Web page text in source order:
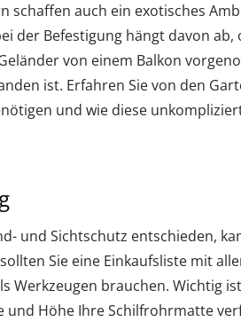
schaffen auch ein exotisches
der Befestigung hängt davon
von einem Balkon
ist. Erfahren Sie von den
und wie diese
und Sichtschutz entschieden,
Sie eine Einkaufsliste mit
Werkzeugen brauchen. Wichtig
und Höhe Ihre Schilfrohrmatte